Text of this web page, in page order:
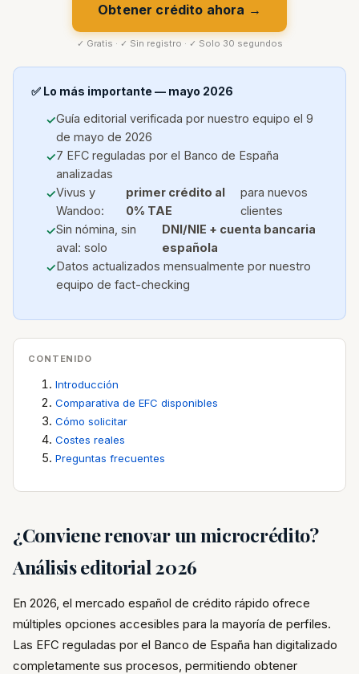
Obtener crédito ahora →
✓ Gratis · ✓ Sin registro · ✓ Solo 30 segundos
✅ Lo más importante — mayo 2026
Guía editorial verificada por nuestro equipo el 9
de mayo de 2026
7 EFC reguladas por el Banco de España
analizadas
Vivus y
Wandoo:
primer crédito al
0% TAE
para nuevos
clientes
Sin nómina, sin
aval: solo
DNI/NIE + cuenta bancaria
española
Datos actualizados mensualmente por nuestro
equipo de fact-checking
CONTENIDO
Introducción
Comparativa de EFC disponibles
Cómo solicitar
Costes reales
Preguntas frecuentes
¿Conviene renovar un microcrédito?
Análisis editorial 2026
En 2026, el mercado español de crédito rápido ofrece
múltiples opciones accesibles para la mayoría de perfiles.
Las EFC reguladas por el Banco de España han digitalizado
completamente sus procesos, permitiendo obtener